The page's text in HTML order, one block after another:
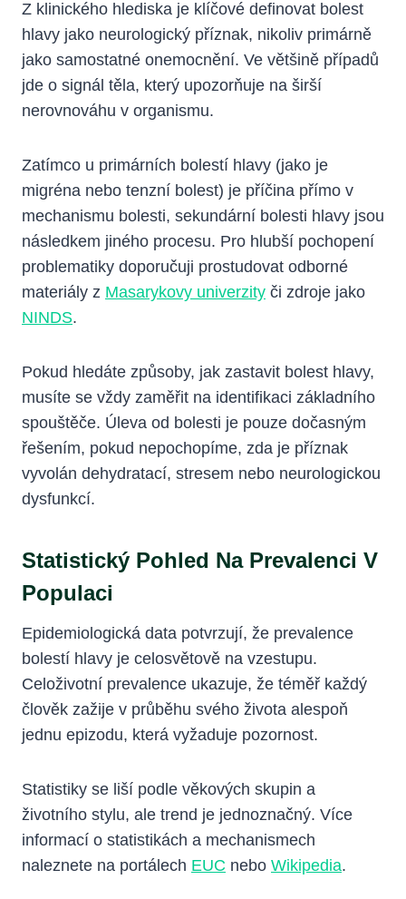
Z klinického hlediska je klíčové definovat bolest
hlavy jako neurologický příznak, nikoliv primárně
jako samostatné onemocnění. Ve většině případů
jde o signál těla, který upozorňuje na širší
nerovnováhu v organismu.
Zatímco u primárních bolestí hlavy (jako je
migréna nebo tenzní bolest) je příčina přímo v
mechanismu bolesti, sekundární bolesti hlavy jsou
následkem jiného procesu. Pro hlubší pochopení
problematiky doporučuji prostudovat odborné
materiály z Masarykovy univerzity či zdroje jako
NINDS.
Pokud hledáte způsoby, jak zastavit bolest hlavy,
musíte se vždy zaměřit na identifikaci základního
spouštěče. Úleva od bolesti je pouze dočasným
řešením, pokud nepochopíme, zda je příznak
vyvolán dehydratací, stresem nebo neurologickou
dysfunkcí.
Statistický Pohled Na Prevalenci V
Populaci
Epidemiologická data potvrzují, že prevalence
bolestí hlavy je celosvětově na vzestupu.
Celoživotní prevalence ukazuje, že téměř každý
člověk zažije v průběhu svého života alespoň
jednu epizodu, která vyžaduje pozornost.
Statistiky se liší podle věkových skupin a
životního stylu, ale trend je jednoznačný. Více
informací o statistikách a mechanismech
naleznete na portálech EUC nebo Wikipedia.